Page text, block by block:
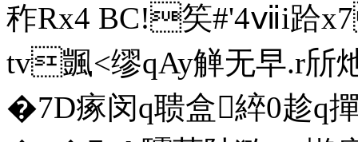
秨Rx4 BC!笶#'4ⅶi跲
tv颽<缪qAy觯无早.r斦
�7D瘃闵q聩盒綷0趁q